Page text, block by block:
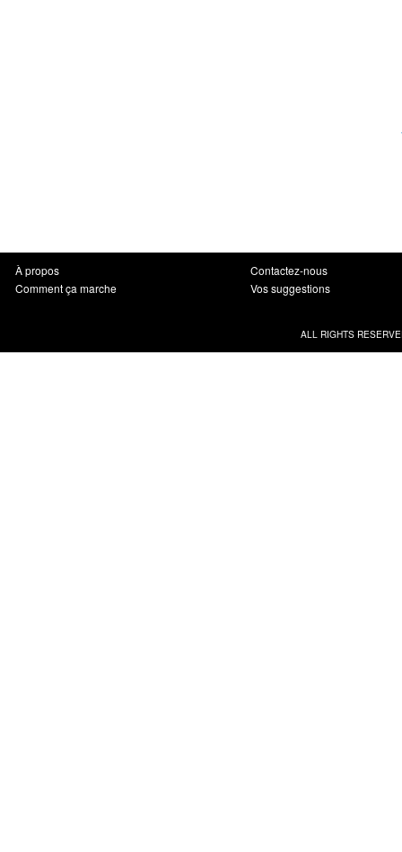
À propos
Comment ça marche
Contactez-nous
Vos suggestions
ALL RIGHTS